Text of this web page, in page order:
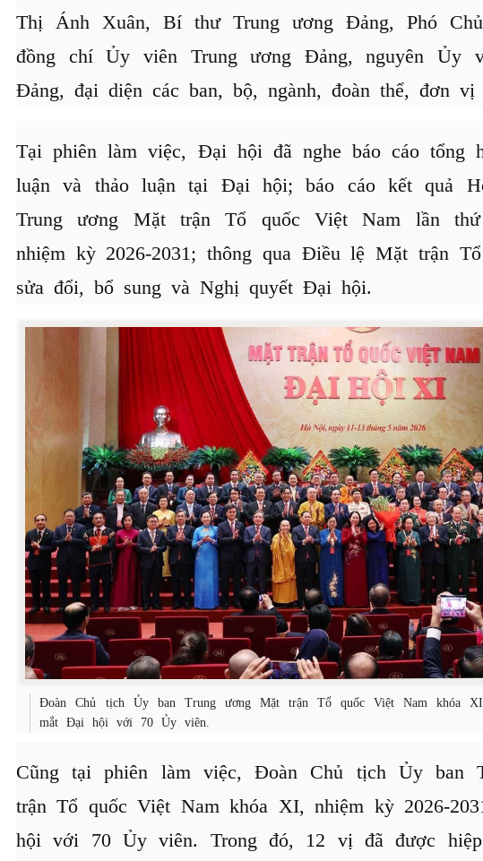
Thị Ánh Xuân, Bí thư Trung ương Đảng, Phó
đồng chí Ủy viên Trung ương Đảng, nguyên Ủy
Đảng, đại diện các ban, bộ, ngành, đoàn thể, đơn vị
Tại phiên làm việc, Đại hội đã nghe báo cáo tổng
luận và thảo luận tại Đại hội; báo cáo kết quả
Trung ương Mặt trận Tổ quốc Việt Nam lần
nhiệm kỳ 2026-2031; thông qua Điều lệ Mặt trận
sửa đổi, bổ sung và Nghị quyết Đại hội.
Đoàn Chủ tịch Ủy ban Trung ương Mặt trận Tổ quốc Việt Nam khóa
mắt Đại hội với 70 Ủy viên.
Cũng tại phiên làm việc, Đoàn Chủ tịch Ủy ban
trận Tổ quốc Việt Nam khóa XI, nhiệm kỳ 2026-
hội với 70 Ủy viên. Trong đó, 12 vị đã được